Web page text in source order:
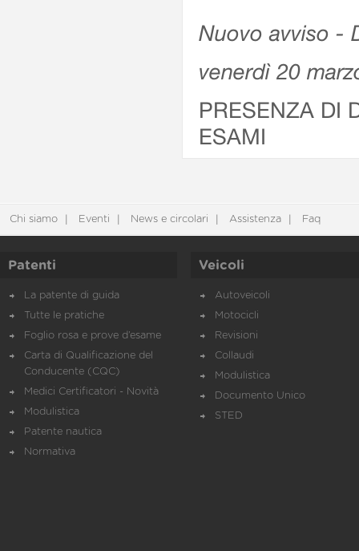
Nuovo avviso -
venerdì 20
PRESENZA DI
ESAMI
Chi siamo Eventi News e circolari Assistenza Faq
Patenti
La patente di guida
Tutte le pratiche
Foglio rosa e prove d’esame
Carta di Qualificazione del
Conducente (CQC)
Medici Certificatori - Novità
Modulistica
Patente nautica
Normativa
Veicoli
Autoveicoli
Motocicli
Revisioni
Collaudi
Modulistica
Documento Unico
STED